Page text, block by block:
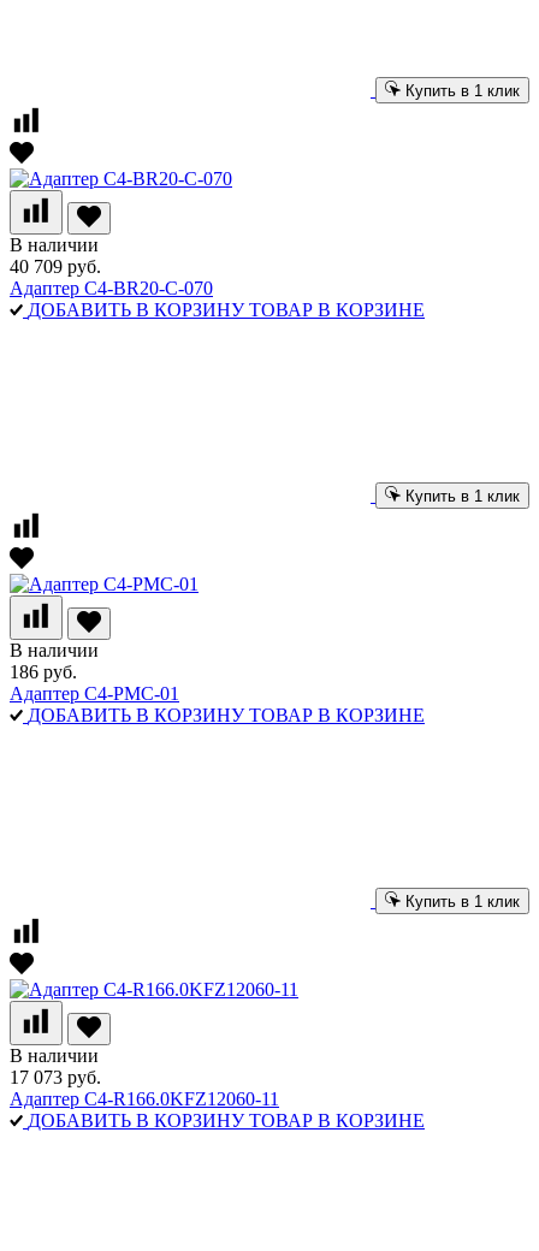
Купить в 1 клик
В наличии
40 709 руб.
Адаптер C4-BR20-C-070
ДОБАВИТЬ В КОРЗИНУ ТОВАР В КОРЗИНЕ
Купить в 1 клик
В наличии
186 руб.
Адаптер C4-PMC-01
ДОБАВИТЬ В КОРЗИНУ ТОВАР В КОРЗИНЕ
Купить в 1 клик
В наличии
17 073 руб.
Адаптер C4-R166.0KFZ12060-11
ДОБАВИТЬ В КОРЗИНУ ТОВАР В КОРЗИНЕ